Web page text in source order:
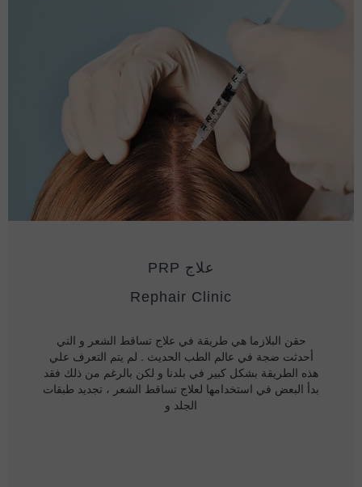
علاج PRP
Rephair Clinic
حقن البلازما هي طريقة في علاج تساقط الشعر و التي
أحدثت ضجة في عالم الطب الحديث . لم يتم التعرف علي
هذه الطريقة بشكل كبير في بلدنا و لكن بالرغم من ذلك فقد
بدأ البعض في استخدامها لعلاج تساقط الشعر ، تجديد طبقات
الجلد و